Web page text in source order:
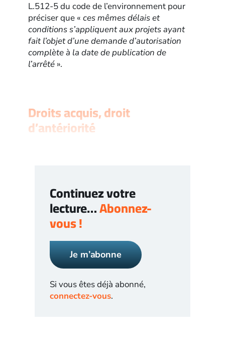
L.512-5 du code de l’environnement pour
préciser que «ces mêmes délais et
conditions s’appliquent aux projets ayant
fait l’objet d’une demande d’autorisation
complète à la date de publication de
l’arrêté ».
Droits acquis, droit
d’antériorité
Continuez votre
lecture…Abonnez-
vous !
Je m’abonne
Si vous êtes déjà abonné,
connectez-vous.